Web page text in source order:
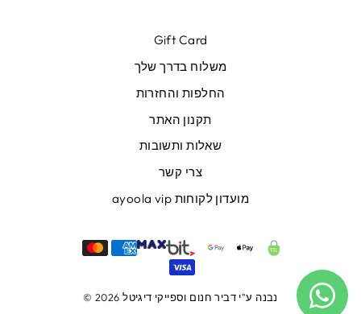
Gift Card
משלוח בדרך שלך
החלפות והחזרות
תקנון האתר
שאלות ותשובות
צרי קשר
מועדון לקוחות ayoola vip
© 2026 נבנה ע"י דביר חנום וספייקי דיגיטל